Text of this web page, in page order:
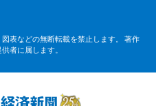
表などの無断転載を禁止します。 著作
者に属します。